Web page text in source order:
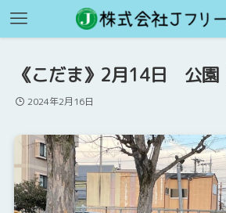
《こだま》2月14日 公園
2024年2月16日